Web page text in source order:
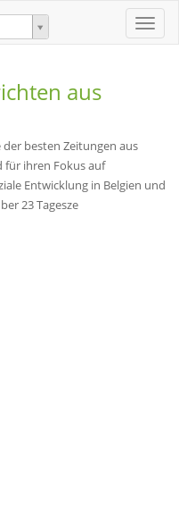
Toggle
aus
der besten Zeitungen aus
für ihren Fokus auf
Entwicklung in Belgien und
23 Tagesze